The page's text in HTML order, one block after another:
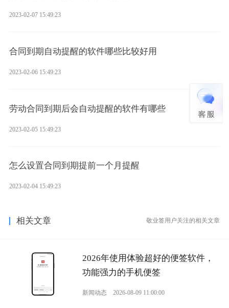
2023-02-07 15:49:23
合同到期自动提醒的软件哪些比较好用
2023-02-06 15:49:23
劳动合同到期后会自动提醒的软件有哪些
2023-02-05 15:49:23
怎么设置合同到期提前一个月提醒
2023-02-04 15:49:23
相关文章 敬业签用户关注的相关文章
2026年使用体验超好的便签软件，
功能强力的手机便签
新闻动态 2026-08-09 11:00:00